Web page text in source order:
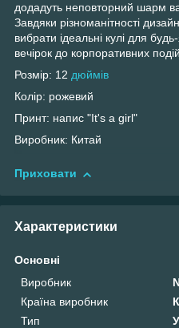
додадуть неповторний шарм
Завдяки різноманітності
вибрати ідеальні кулі для
вечірок до корпоративних
Розмір: 12 дюймів
Колір: рожевий
Принт: напис "It's a girl"
Виробник: Китай
Приховати
Характеристики
Основні
Виробник
Країна виробник
Тип